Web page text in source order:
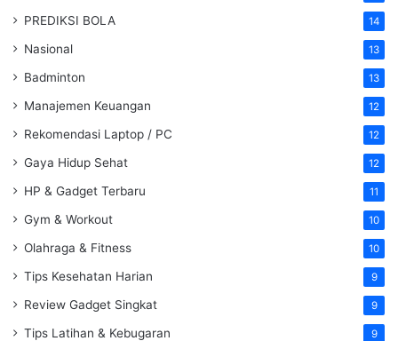
PREDIKSI BOLA 14
Nasional 13
Badminton 13
Manajemen Keuangan 12
Rekomendasi Laptop / PC 12
Gaya Hidup Sehat 12
HP & Gadget Terbaru 11
Gym & Workout 10
Olahraga & Fitness 10
Tips Kesehatan Harian 9
Review Gadget Singkat 9
Tips Latihan & Kebugaran 9